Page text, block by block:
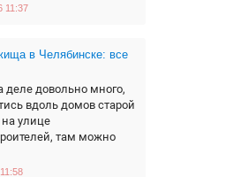
11:37
в Челябинске: все
довольно много,
вдоль домов старой
улице
там можно